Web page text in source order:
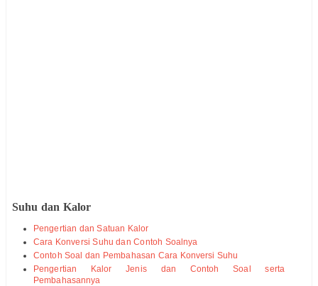
Suhu dan Kalor
Pengertian dan Satuan Kalor
Cara Konversi Suhu dan Contoh Soalnya
Contoh Soal dan Pembahasan Cara Konversi Suhu
Pengertian Kalor Jenis dan Contoh Soal serta
Pembahasannya